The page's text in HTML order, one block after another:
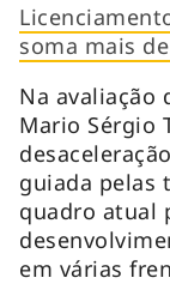
soma mais
Na avaliação
Mario Sérgio
guiada pelas
quadro atual
em várias